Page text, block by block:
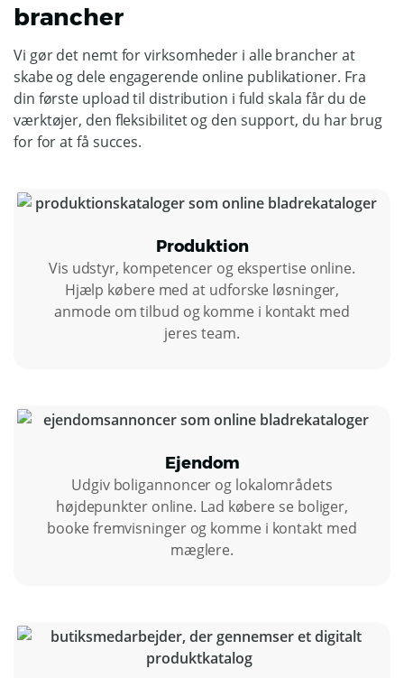
brancher
Vi gør det nemt for virksomheder i alle brancher at
skabe og dele engagerende online publikationer. Fra
din første upload til distribution i fuld skala får du de
værktøjer, den fleksibilitet og den support, du har brug
for for at få succes.
Produktion
Vis udstyr, kompetencer og ekspertise online.
Hjælp købere med at udforske løsninger,
anmode om tilbud og komme i kontakt med
jeres team.
Ejendom
Udgiv boligannoncer og lokalområdets
højdepunkter online. Lad købere se boliger,
booke fremvisninger og komme i kontakt med
mæglere.